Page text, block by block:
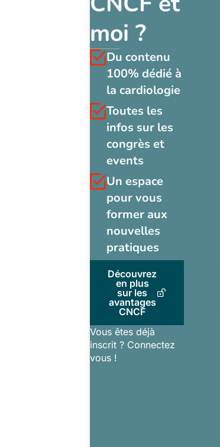
moi ?
Du contenu
100% dédié à
la cardiologie
Toutes les
infos sur les
congrès et
events
Un espace
pour vous
former aux
nouvelles
pratiques
Découvrez
en plus
sur les
avantages
CNCF
Vous êtes déjà
inscrit ? Connectez
vous !